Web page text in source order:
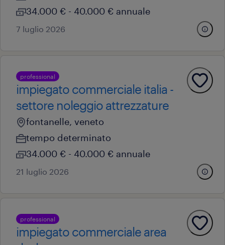
34.000 € - 40.000 € annuale
7 luglio 2026
professional
impiegato commerciale italia -
settore noleggio attrezzature
fontanelle, veneto
tempo determinato
34.000 € - 40.000 € annuale
21 luglio 2026
professional
impiegato commerciale area